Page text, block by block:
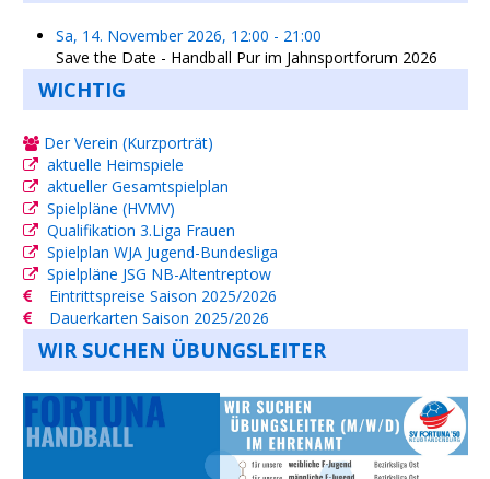
Sa, 14. November 2026, 12:00 - 21:00
Save the Date - Handball Pur im Jahnsportforum 2026
WICHTIG
Der Verein (Kurzporträt)
aktuelle Heimspiele
aktueller Gesamtspielplan
Spielpläne (HVMV)
Qualifikation 3.Liga Frauen
Spielplan WJA Jugend-Bundesliga
Spielpläne JSG NB-Altentreptow
Eintrittspreise Saison 2025/2026
Dauerkarten Saison 2025/2026
WIR SUCHEN ÜBUNGSLEITER